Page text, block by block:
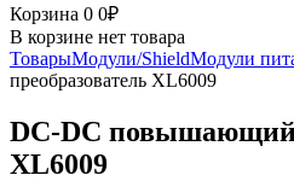
Корзина 0 0₽
В корзине нет товара
ТоварыМодули/ShieldМодули
преобразователь XL6009
DC-DC повышающий
XL6009